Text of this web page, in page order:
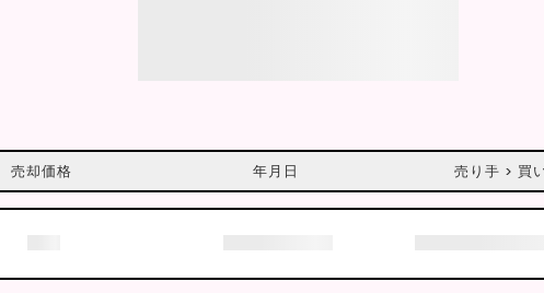
売却価格 年月日 売り手 > 買